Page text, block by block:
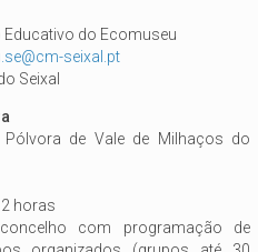
do Ecomuseu
seixal.pt
Seixal
Pólvora de Vale de Milhaços do
horas
com programação de